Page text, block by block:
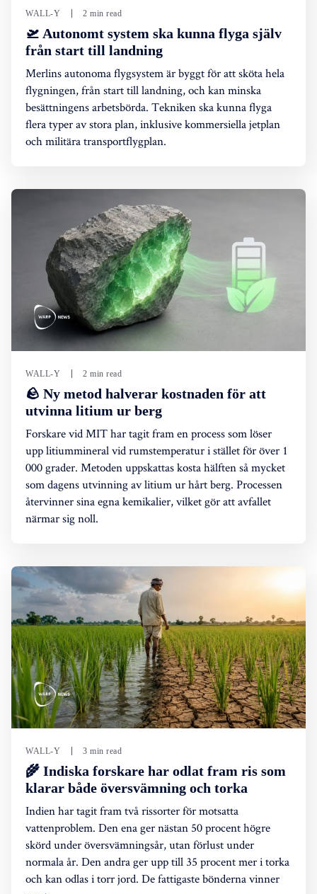
WALL-Y 2 min read
🛫 Autonomt system ska kunna flyga själv
från start till landning
Merlins autonoma flygsystem är byggt för att sköta hela
flygningen, från start till landning, och kan minska
besättningens arbetsbörda. Tekniken ska kunna flyga
flera typer av stora plan, inklusive kommersiella jetplan
och militära transportflygplan.
WALL-Y 2 min read
🪨 Ny metod halverar kostnaden för att
utvinna litium ur berg
Forskare vid MIT har tagit fram en process som löser
upp litiummineral vid rumstemperatur i stället för över 1
000 grader. Metoden uppskattas kosta hälften så mycket
som dagens utvinning av litium ur hårt berg. Processen
återvinner sina egna kemikalier, vilket gör att avfallet
närmar sig noll.
WALL-Y 3 min read
🌾 Indiska forskare har odlat fram ris som
klarar både översvämning och torka
Indien har tagit fram två rissorter för motsatta
vattenproblem. Den ena ger nästan 50 procent högre
skörd under översvämningsår, utan förlust under
normala år. Den andra ger upp till 35 procent mer i torka
och kan odlas i torr jord. De fattigaste bönderna vinner